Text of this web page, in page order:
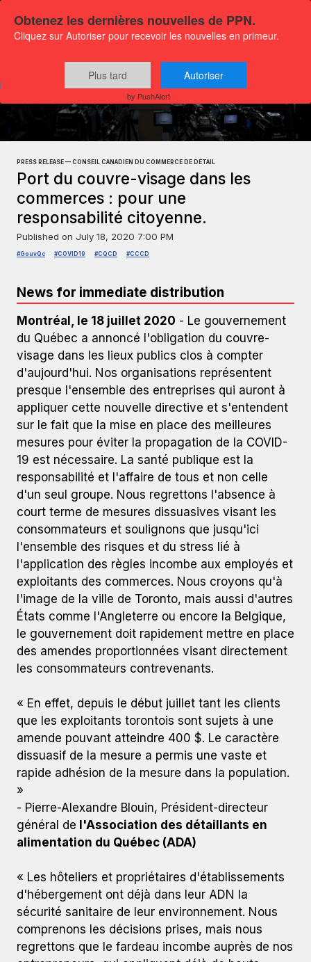
Press releases
General news
PRESS RELEASE — CONSEIL CANADIEN DU COMMERCE DE DÉTAIL
Port du couvre-visage dans les
commerces : pour une
responsabilité citoyenne.
Published on July 18, 2020 7:00 PM
#GouvQc #COVID19 #CQCD #CCCD
News for immediate distribution
Montréal, le 18 juillet 2020 - Le gouvernement
du Québec a annoncé l'obligation du couvre-
visage dans les lieux publics clos à compter
d'aujourd'hui. Nos organisations représentent
presque l'ensemble des entreprises qui auront à
appliquer cette nouvelle directive et s'entendent
sur le fait que la mise en place des meilleures
mesures pour éviter la propagation de la COVID-
19 est nécessaire. La santé publique est la
responsabilité et l'affaire de tous et non celle
d'un seul groupe. Nous regrettons l'absence à
court terme de mesures dissuasives visant les
consommateurs et soulignons que jusqu'ici
l'ensemble des risques et du stress lié à
l'application des règles incombe aux employés et
exploitants des commerces. Nous croyons qu'à
l'image de la ville de Toronto, mais aussi d'autres
États comme l'Angleterre ou encore la Belgique,
le gouvernement doit rapidement mettre en place
des amendes proportionnées visant directement
les consommateurs contrevenants.
« En effet, depuis le début juillet tant les clients
que les exploitants torontois sont sujets à une
amende pouvant atteindre 400 $. Le caractère
dissuasif de la mesure a permis une vaste et
rapide adhésion de la mesure dans la population.
»
- Pierre-Alexandre Blouin, Président-directeur
général de l'Association des détaillants en
alimentation du Québec (ADA)
« Les hôteliers et propriétaires d'établissements
d'hébergement ont déjà dans leur ADN la
sécurité sanitaire de leur environnement. Nous
comprenons les décisions prises, mais nous
regrettons que le fardeau incombe auprès de nos
Obtenez les dernières nouvelles de PPN.
Cliquez sur Autoriser pour recevoir les nouvelles en primeur.
Plus tard Autoriser
by PushAlert